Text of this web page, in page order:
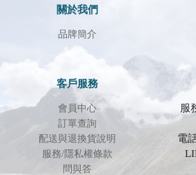
關於我們
品牌簡介
客戶服務
會員中心
訂單查詢
配送與退換貨說明
服務/隱私權條款
問與答
服
電